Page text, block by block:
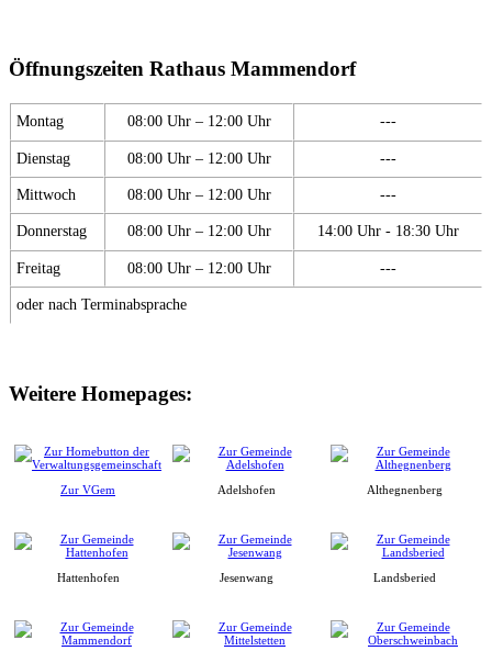
Öffnungszeiten Rathaus Mammendorf
Montag 08:00 Uhr – 12:00 Uhr ---
Dienstag 08:00 Uhr – 12:00 Uhr ---
Mittwoch 08:00 Uhr – 12:00 Uhr ---
Donnerstag 08:00 Uhr – 12:00 Uhr 14:00 Uhr - 18:30 Uhr
Freitag 08:00 Uhr – 12:00 Uhr ---
oder nach Terminabsprache
Weitere Homepages:
Zur VGem Adelshofen Althegnenberg
Hattenhofen Jesenwang Landsberied